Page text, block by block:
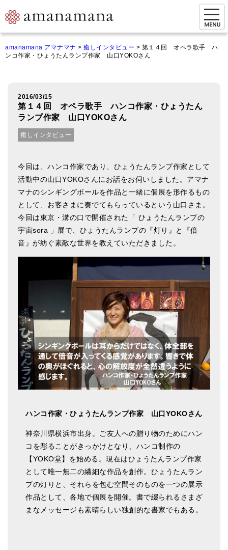
ご来店&購入
オンライン相談&購入
倍音呼吸法レッスン
オンラインショップ
カートを見る
商品一覧
アマナマナのシンギングボウル
チベット・シンギングボウル
新・鍛造スペシャル
マンダラ彫（黒・渋金）
人気の3点セット
お得なアマナマナ・セット
特大シンギングボウル・特殊柄
スティック・マレット・リング（台座）
アマナマナのティンシャ
プレミアム・ティンシャ（L・M）
ベーシック・ティンシャ（4種）
ティンシャケース
チベット・真マントラ香
お香定期購入（ラクとくサブスク）
amanamana アマナマナ > 癒しインタビュー > 第１４回 オペラ歌手 ハ
ンコ作家・ひょうたんランプ作家 山口YOKOさん
2016/03/15
第１４回 オペラ歌手 ハンコ作家・ひょうたん
ランプ作家 山口YOKOさん
癒しインタビュー
今回は、ハンコ作家であり、ひょうたんランプ作家として
活動中の山口YOKOさんにお話をお伺いしました。アマナ
マナのシンギングボールを作品と一緒に個展を形作るもの
として、お客さまに奏でてもらっているという山口さま。
今回は東京・溝の口で開催された「 ひょうたんランプの
宇宙sora 」展で、ひょうたんランプの『灯り』と『倍
音』が紡ぐ素敵な世界を教えていただきました。
ハンコ作家・ひょうたんランプ作家 山口YOKOさん
神奈川県横浜市出身。ご友人への贈り物のためにハン
コを彫ることがきっかけとなり、ハンコ制作の
【YOKO堂】を始める。現在はひょうたんランプ作家
として唯一無二の繊細な作品を創作。ひょうたんラン
プの灯りと、それらを包む空間そのものを一つの展示
作品として、各地で個展を開催。書で綴られるさまざ
まなメッセージも素晴らしい独創的な書家でもある。